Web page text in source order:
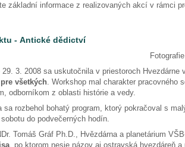
základní informace z realizovaných akcí v rámci
- Antické dědictví
3. 2008 sa uskutočnila v priestoroch
všetkých. Workshop mal charakter pracovného
odborníkom z oblasti histórie a vedy.
sa rozbehol bohatý program, ktorý pokračoval s
do podvečerných hodín.
Tomáš Gráf Ph.D., Hvězdárna a planetárium
, po ktorom nesie názov aj ostravská hvezdáreň